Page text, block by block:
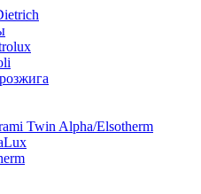
Twin Alpha/Elsotherm